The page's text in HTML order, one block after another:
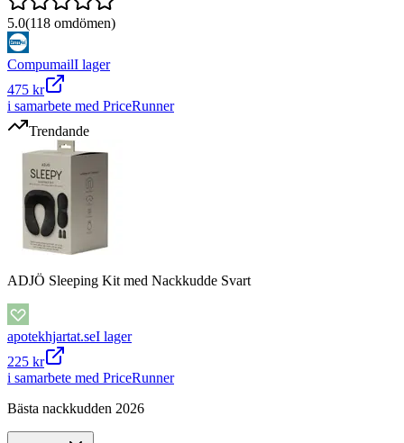
5.0(118 omdömen)
CompumailI lager
475 kr
i samarbete med PriceRunner
Trendande
ADJÖ Sleeping Kit med Nackkudde Svart
apotekhjartat.seI lager
225 kr
i samarbete med PriceRunner
Bästa nackkudden 2026